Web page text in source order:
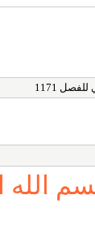
1171
الله